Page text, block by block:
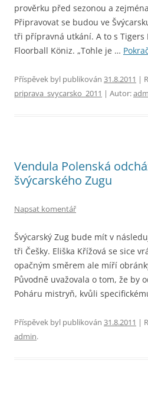
prověrku před sezonou a
Připravovat se budou ve
tři přípravná utkání. A to s Tigers
Floorball Köniz. „Tohle je …
Příspěvek byl publikován 31.8.2011 |
priprava_svycarsko_2011 | Autor:
Vendula Polenská
švýcarského Zugu
Napsat komentář
Švýcarský Zug bude mít v
tři Češky. Eliška Křížová se sice
opačným směrem ale míří
Původně uvažovala o tom, že by
Poháru mistryň, kvůli
Příspěvek byl publikován 31.8.2011 |
admin.